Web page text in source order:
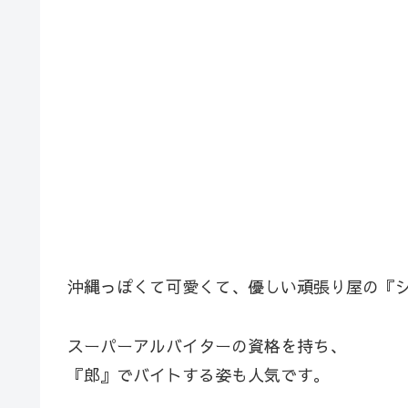
沖縄っぽくて可愛くて、優しい頑張り屋の『
スーパーアルバイターの資格を持ち、
『郎』でバイトする姿も人気です。